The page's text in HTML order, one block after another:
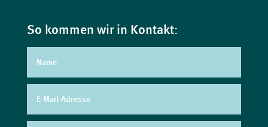
So kommen wir in Kontakt: